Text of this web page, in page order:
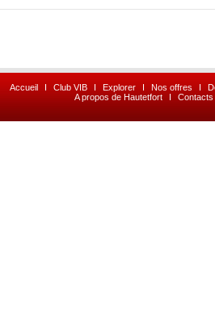
Accueil I Club VIB I Explorer I Nos offres I
A propos de Hautetfort
I Contacts